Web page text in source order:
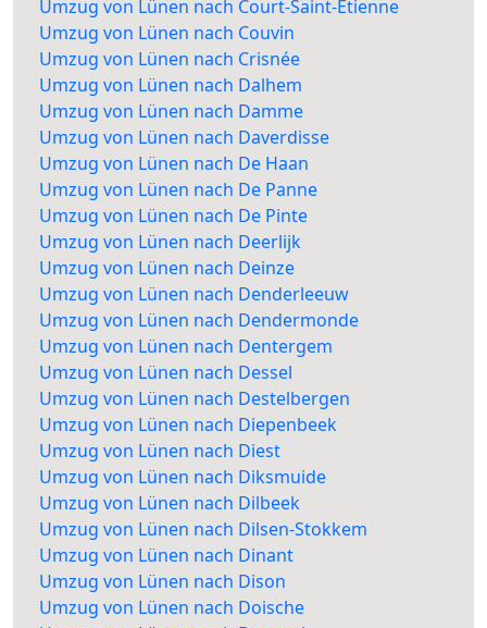
Umzug von Lünen nach Court-Saint-Etienne
Umzug von Lünen nach Couvin
Umzug von Lünen nach Crisnée
Umzug von Lünen nach Dalhem
Umzug von Lünen nach Damme
Umzug von Lünen nach Daverdisse
Umzug von Lünen nach De Haan
Umzug von Lünen nach De Panne
Umzug von Lünen nach De Pinte
Umzug von Lünen nach Deerlijk
Umzug von Lünen nach Deinze
Umzug von Lünen nach Denderleeuw
Umzug von Lünen nach Dendermonde
Umzug von Lünen nach Dentergem
Umzug von Lünen nach Dessel
Umzug von Lünen nach Destelbergen
Umzug von Lünen nach Diepenbeek
Umzug von Lünen nach Diest
Umzug von Lünen nach Diksmuide
Umzug von Lünen nach Dilbeek
Umzug von Lünen nach Dilsen-Stokkem
Umzug von Lünen nach Dinant
Umzug von Lünen nach Dison
Umzug von Lünen nach Doische